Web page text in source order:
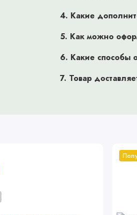
Она позволяет погасить тряску
амортизация на задних колесах
толчки при столкновении с твердыми
Крупные гелевые колеса с широкими
приятной для ребенка. Эргономичной
совершать резкие повороты. С
4. Какие
5. Как можно
6. Какие способы
7. Товар